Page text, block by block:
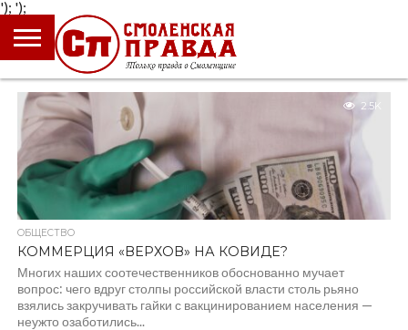
');
ГЛАВНАЯ
НОВОСТИ
ПРОИСШЕСТВИЯ
ПОЛИТИКА
КУЛЬТУРА
ЭКОНОМИКА
ОБЩЕСТВО
БЛОГИ
2.5K
ОБЩЕСТВО
КОММЕРЦИЯ «ВЕРХОВ» НА КОВИДЕ?
Многих наших соотечественников обоснованно мучает
вопрос: чего вдруг столпы российской власти столь рьяно
взялись закручивать гайки с вакцинированием населения —
неужто озаботились...
');